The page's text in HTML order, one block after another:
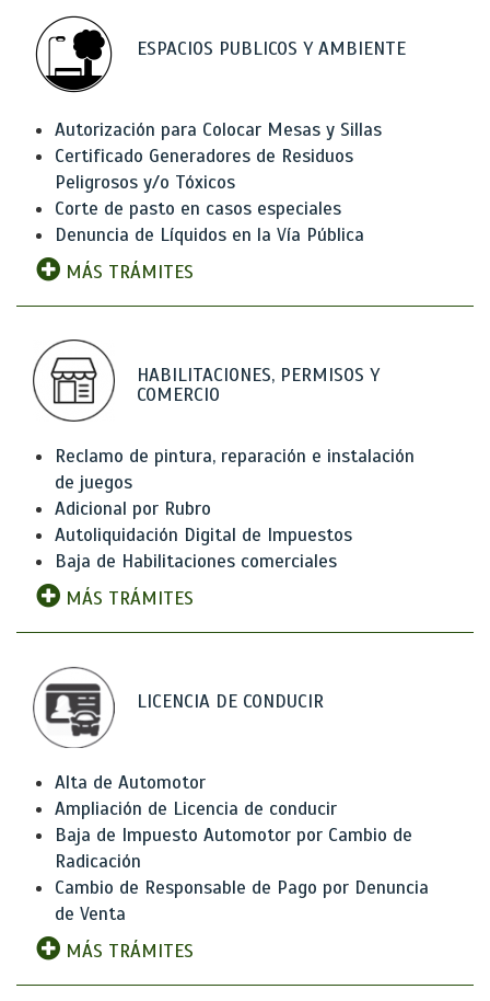
ESPACIOS PUBLICOS Y AMBIENTE
Autorización para Colocar Mesas y Sillas
Certificado Generadores de Residuos
Peligrosos y/o Tóxicos
Corte de pasto en casos especiales
Denuncia de Líquidos en la Vía Pública
MÁS TRÁMITES
HABILITACIONES, PERMISOS Y
COMERCIO
Reclamo de pintura, reparación e instalación
de juegos
Adicional por Rubro
Autoliquidación Digital de Impuestos
Baja de Habilitaciones comerciales
MÁS TRÁMITES
LICENCIA DE CONDUCIR
Alta de Automotor
Ampliación de Licencia de conducir
Baja de Impuesto Automotor por Cambio de
Radicación
Cambio de Responsable de Pago por Denuncia
de Venta
MÁS TRÁMITES